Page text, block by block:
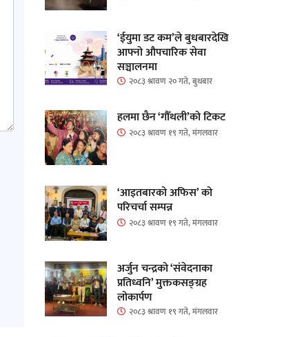
‘ईयुमा डट कम’ले बुधबारदेखि
आफ्नो औपचारिक सेवा
सञ्चालनमा
२०८३ श्रावण २० गते, बुधबार
हलमा छैन ‘गौँथली’को टिकट
२०८३ श्रावण १९ गते, मंगलवार
‘आइतबारको अफिस’ को
परिचर्चा सम्पन्न
२०८३ श्रावण १९ गते, मंगलवार
अर्जुन चन्द्रको ‘संवेदनाका
प्रतिध्वनि’ मुक्तकसङ्ग्रह
लोकार्पण
२०८३ श्रावण १९ गते, मंगलवार